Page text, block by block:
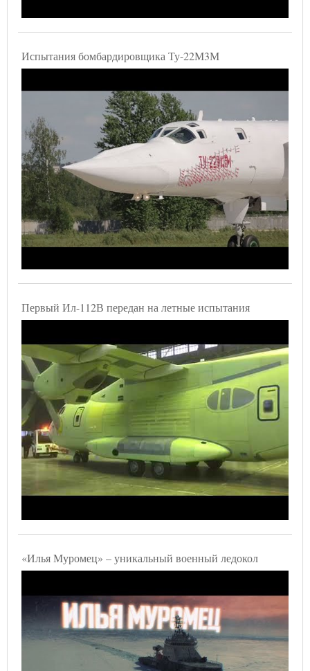
Испытания бомбардировщика Ту-22М3М
Первый Ил-112В передан на летные испытания
«Илья Муромец» – уникальный военный ледокол